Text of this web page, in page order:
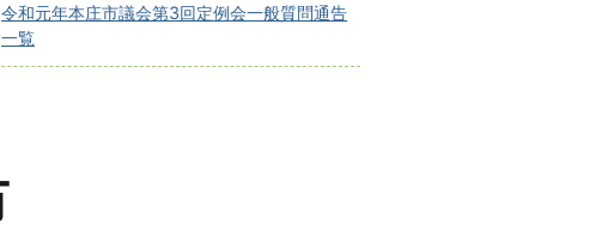
令和元年本庄市議会第3回定例会一般質問通告
一覧